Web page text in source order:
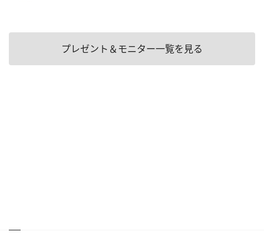
プレゼント＆モニター一覧を見る